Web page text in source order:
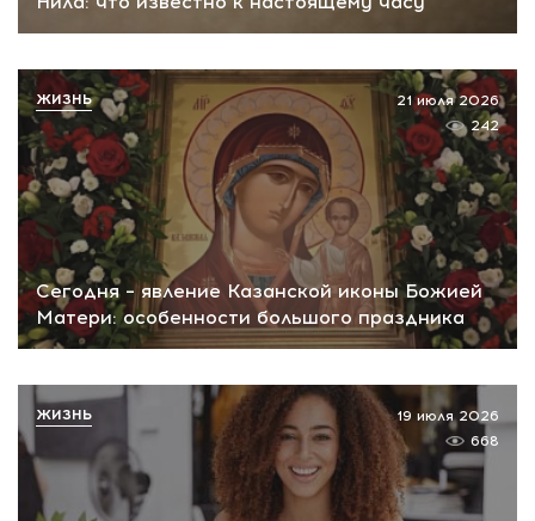
Сегодня – явление Казанской иконы Божией
Матери: особенности большого праздника
21 июля 2026
242
ЖИЗНЬ
19 июля 2026
668
ЖИЗНЬ